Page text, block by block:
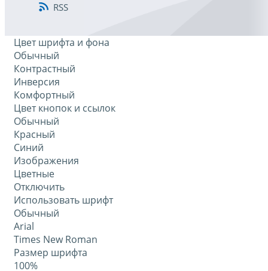
RSS
Цвет шрифта и фона
Обычный
Контрастный
Инверсия
Комфортный
Цвет кнопок и ссылок
Обычный
Красный
Синий
Изображения
Цветные
Отключить
Использовать шрифт
Обычный
Arial
Times New Roman
Размер шрифта
100%